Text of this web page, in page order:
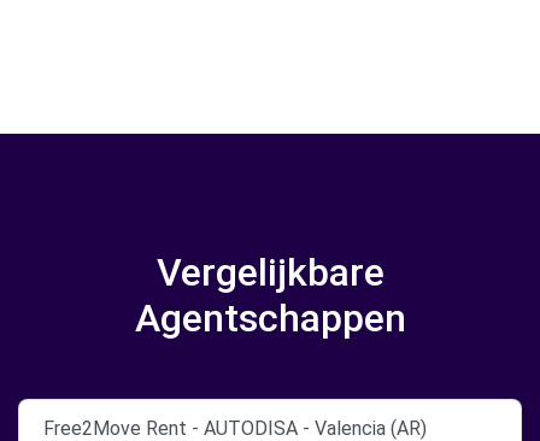
Vergelijkbare
Agentschappen
Free2Move Rent - AUTODISA - Valencia (AR)